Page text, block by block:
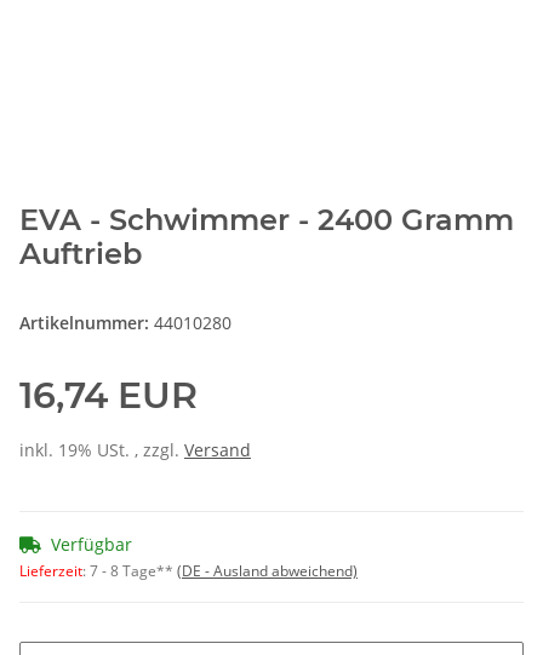
EVA - Schwimmer - 2400 Gramm
Auftrieb
Artikelnummer: 44010280
16,74 EUR
inkl. 19% USt. , zzgl. Versand
Verfügbar
Lieferzeit:7 - 8 Tage** (DE - Ausland abweichend)